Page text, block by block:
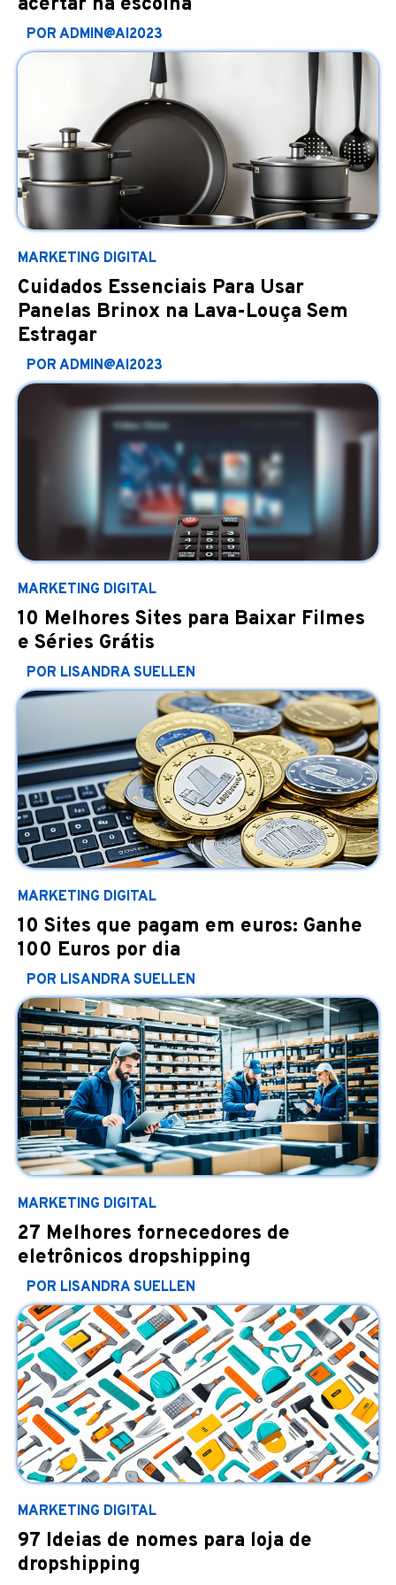
acertar na escolha
POR ADMIN@AI2023
MARKETING DIGITAL
Cuidados Essenciais Para Usar
Panelas Brinox na Lava-Louça Sem
Estragar
POR ADMIN@AI2023
MARKETING DIGITAL
10 Melhores Sites para Baixar Filmes
e Séries Grátis
POR LISANDRA SUELLEN
MARKETING DIGITAL
10 Sites que pagam em euros: Ganhe
100 Euros por dia
POR LISANDRA SUELLEN
MARKETING DIGITAL
27 Melhores fornecedores de
eletrônicos dropshipping
POR LISANDRA SUELLEN
MARKETING DIGITAL
97 Ideias de nomes para loja de
dropshipping